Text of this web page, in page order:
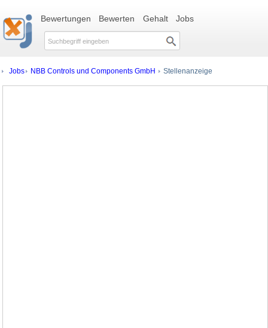
Bewertungen Bewerten Gehalt Jobs
Jobs NBB Controls und Components GmbH Stellenanzeige